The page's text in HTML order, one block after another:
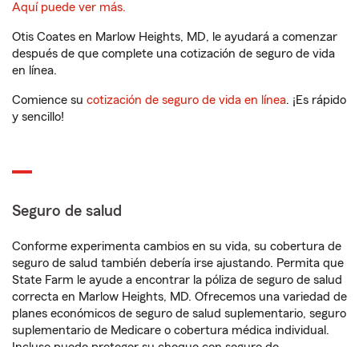
Aquí puede ver más.
Otis Coates en Marlow Heights, MD, le ayudará a comenzar
después de que complete una cotización de seguro de vida
en línea.
Comience su cotización de seguro de vida en línea. ¡Es rápido
y sencillo!
Seguro de salud
Conforme experimenta cambios en su vida, su cobertura de
seguro de salud también debería irse ajustando. Permita que
State Farm le ayude a encontrar la póliza de seguro de salud
correcta en Marlow Heights, MD. Ofrecemos una variedad de
planes económicos de seguro de salud suplementario, seguro
suplementario de Medicare o cobertura médica individual.